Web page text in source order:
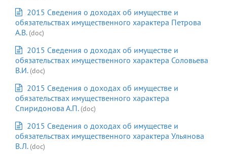
2015 Сведения о доходах об имуществе и
обязательствах имущественного характера Петрова
А.В. (doc)
2015 Сведения о доходах об имуществе и
обязательствах имущественного характера Соловьева
В.И. (doc)
2015 Сведения о доходах об имуществе и
обязательствах имущественного характера
Спиридонова А.П. (doc)
2015 Сведения о доходах об имуществе и
обязательствах имущественного характера Ульянова
В.Л. (doc)